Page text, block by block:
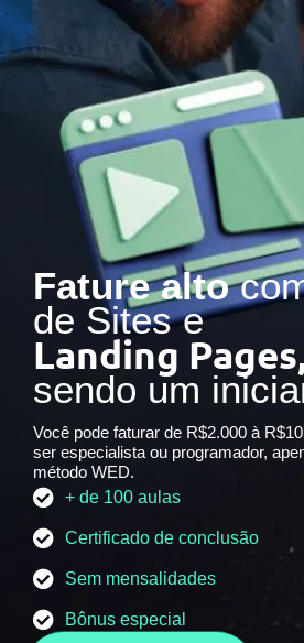
Fature alto
de Sites e
Landing
sendo um
Você pode faturar de R$2.000 à
ser especialista ou programador,
método WED.
+ de 100 aulas
Certificado de conclusão
Sem mensalidades
Bônus especial